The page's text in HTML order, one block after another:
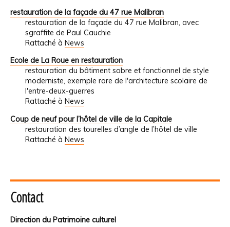
restauration de la façade du 47 rue Malibran
restauration de la façade du 47 rue Malibran, avec
sgraffite de Paul Cauchie
Rattaché à News
Ecole de La Roue en restauration
restauration du bâtiment sobre et fonctionnel de style
moderniste, exemple rare de l'architecture scolaire de
l'entre-deux-guerres
Rattaché à News
Coup de neuf pour l’hôtel de ville de la Capitale
restauration des tourelles d’angle de l’hôtel de ville
Rattaché à News
Contact
Direction du Patrimoine culturel